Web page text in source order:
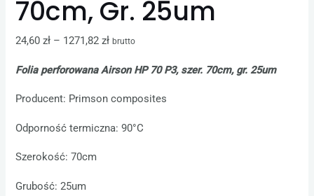
70cm, Gr. 25um
24,60zł – 1271,82zł brutto
Folia perforowana Airson HP 70 P3, szer. 70cm, gr. 25um
Producent: Primson composites
Odporność termiczna: 90°C
Szerokość: 70cm
Grubość: 25um